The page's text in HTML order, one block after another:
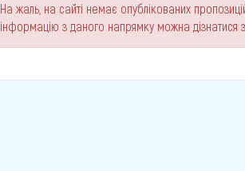
На жаль, на сайті немає опублікованих
інформацію з даного напрямку можна дізнатися